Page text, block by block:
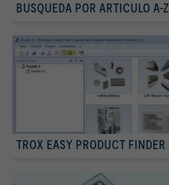
BUSQUEDA POR ARTICULO A-Z
TROX EASY PRODUCT FINDER